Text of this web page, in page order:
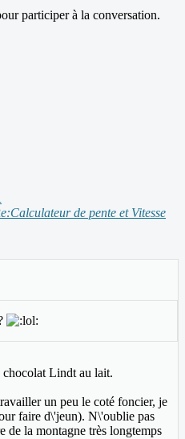
participer à la conversation.
de pente et Vitesse
chocolat Lindt au lait.
un peu le coté foncier, je
faire d\'jeun). N\'oublie pas
de la montagne très longtemps